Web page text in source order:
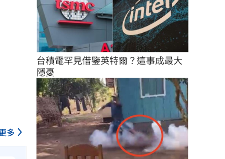
多
台積電罕見借鑒英特爾？這事成最大
隱憂